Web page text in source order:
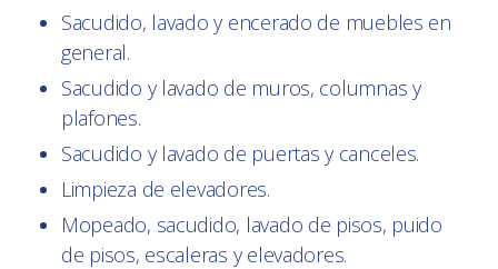
Sacudido, lavado y encerado de muebles en
general.
Sacudido y lavado de muros, columnas y
plafones.
Sacudido y lavado de puertas y canceles.
Limpieza de elevadores.
Mopeado, sacudido, lavado de pisos, puido
de pisos, escaleras y elevadores.